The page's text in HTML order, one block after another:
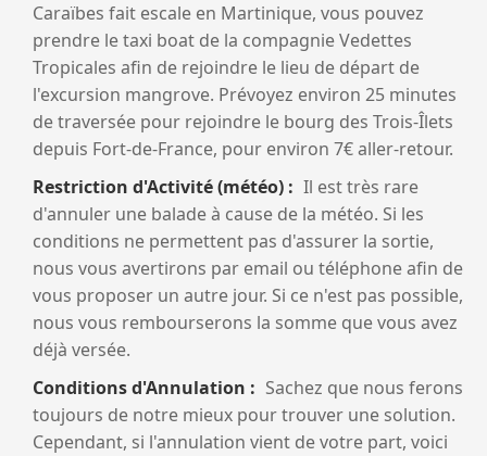
Caraïbes fait escale en Martinique, vous pouvez
prendre le taxi boat de la compagnie Vedettes
Tropicales afin de rejoindre le lieu de départ de
l'excursion mangrove. Prévoyez environ 25 minutes
de traversée pour rejoindre le bourg des Trois-Îlets
depuis Fort-de-France, pour environ 7€ aller-retour.
Restriction d'Activité (météo)
Il est très rare
d'annuler une balade à cause de la météo. Si les
conditions ne permettent pas d'assurer la sortie,
nous vous avertirons par email ou téléphone afin de
vous proposer un autre jour. Si ce n'est pas possible,
nous vous rembourserons la somme que vous avez
déjà versée.
Conditions d'Annulation
Sachez que nous ferons
toujours de notre mieux pour trouver une solution.
Cependant, si l'annulation vient de votre part, voici